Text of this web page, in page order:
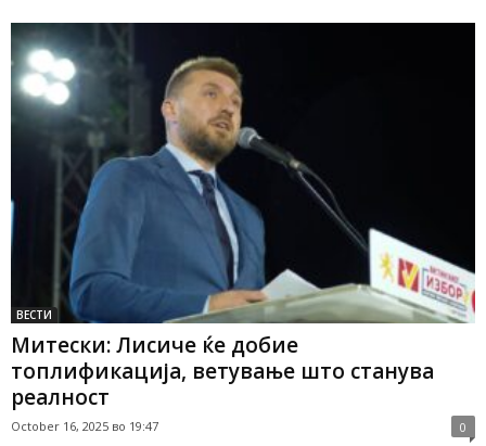
ВЕСТИ
Митески: Лисиче ќе добие
топлификација, ветување што станува
реалност
October 16, 2025 во 19:47 0